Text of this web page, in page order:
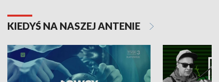
KIEDYŚ NA NASZEJ ANTENIE